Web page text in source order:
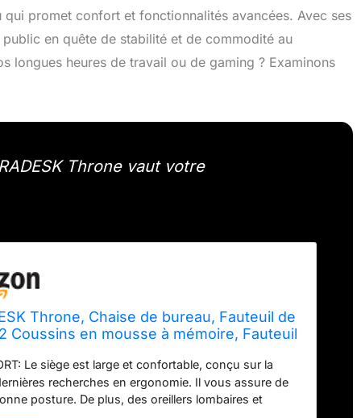
promet confort et fonctionnalités avancées. Avec ses
en quête de stabilité et de commodité au
longues heures de travail ou de gaming ? Examinons
Throne vaut votre
Throne, Chaise de bureau, Fauteuil de
Coussins en mousse à mémoire, Fauteuil
verrouillables, Cadre en métal Noir
Le siège est large et confortable, conçu sur la
recherches en ergonomie. Il vous assure de
posture. De plus, des oreillers lombaires et